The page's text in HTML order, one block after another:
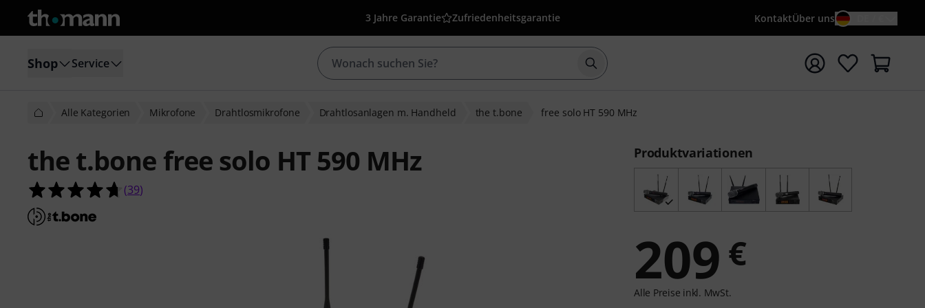
3 Jahre Garantie Zufriedenheitsgarantie KontaktÜber uns
Shop Service Suche mit Suchwort {searchTerm} starten
Alle Kategorien Mikrofone Drahtlosmikrofone Drahtlosanlagen m. Handheld the t.bone free solo HT 590 MHz
the t.bone free solo HT 590 MHz
4.7 von 5 Sternen aus 39 Kundenbewertungen
(39)
Produktvariationen
209 €
Alle Preise inkl. MwSt.